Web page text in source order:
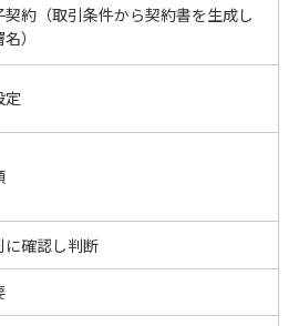
契約（取引条件から契約書を生成し
）
定
に確認し判断